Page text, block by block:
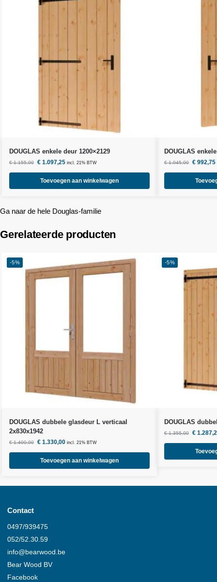
DOUGLAS enkele deur 1200×2129
€1.155,00 €1.097,25 incl. 21% BTW
Toevoegen aan winkelwagen
DOUGLAS
€1.045,00 €992,75
Ga naar de hele Douglas-familie
Gerelateerde producten
-5%
DOUGLAS dubbele glasdeur L verticaal
2x830x1942
€1.400,00 €1.330,00 incl. 21% BTW
Toevoegen aan winkelwagen
-5%
DOUGLAS
€1.355,00 €
Contact
0497/939475
052/52.30.59
info@bearwood.be
Bear Wood BV
Facebook